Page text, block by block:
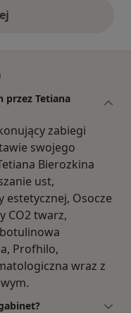
powyżej
przez Tetiana
zabiegi
swojego
Bierozkina
ust,
estetycznej, Osocze
CO2 twarz,
Profhilo,
wraz z